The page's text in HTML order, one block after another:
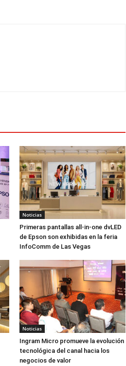
Noticias
Primeras pantallas all-in-one dvLED
de Epson son exhibidas en la feria
InfoComm de Las Vegas
Noticias
Ingram Micro promueve la evolución
tecnológica del canal hacia los
negocios de valor